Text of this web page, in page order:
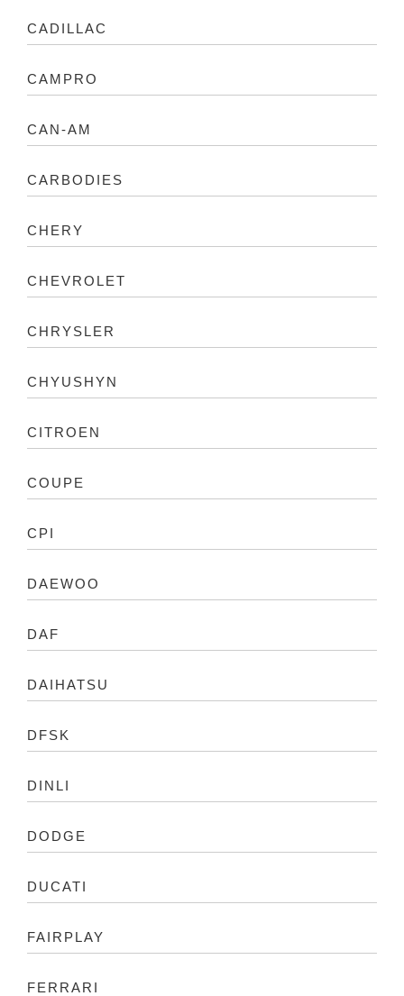
CADILLAC
CAMPRO
CAN-AM
CARBODIES
CHERY
CHEVROLET
CHRYSLER
CHYUSHYN
CITROEN
COUPE
CPI
DAEWOO
DAF
DAIHATSU
DFSK
DINLI
DODGE
DUCATI
FAIRPLAY
FERRARI